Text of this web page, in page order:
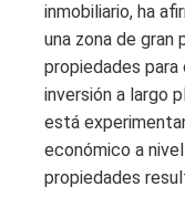
inmobiliario, ha
una zona de gran
propiedades
inversión a largo
está
económico a
propiedades